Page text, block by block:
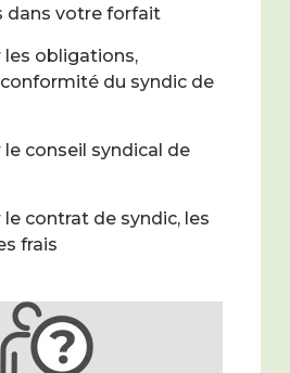
dans votre forfait
les obligations,
du syndic de
conseil syndical de
contrat de syndic, les
frais